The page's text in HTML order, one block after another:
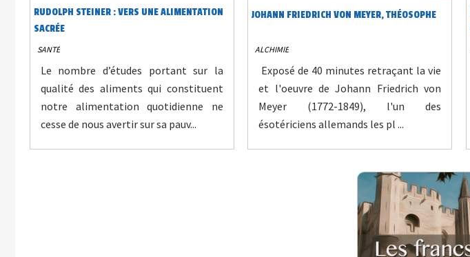
RUDOLPH STEINER : VERS UNE ALIMENTATION
SACRÉE
SANTÉ
Le nombre d’études portant sur la
qualité des aliments qui constituent
notre alimentation quotidienne ne
cesse de nous avertir sur sa pauv...
JOHANN FRIEDRICH VON MEYER, THÉOSOPHE
ALCHIMIE
Exposé de 40 minutes retraçant la vie
et l'oeuvre de Johann Friedrich von
Meyer (1772-1849), l'un des
ésotériciens allemands les pl ...